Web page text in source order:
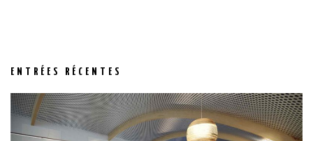
ENTRÉES RÉCENTES